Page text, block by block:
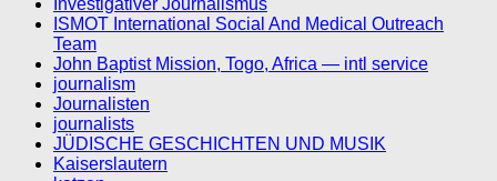
Investigativer Journalismus
ISMOT International Social And Medical Outreach
Team
John Baptist Mission, Togo, Africa — intl service
journalism
Journalisten
journalists
JÜDISCHE GESCHICHTEN UND MUSIK
Kaiserslautern